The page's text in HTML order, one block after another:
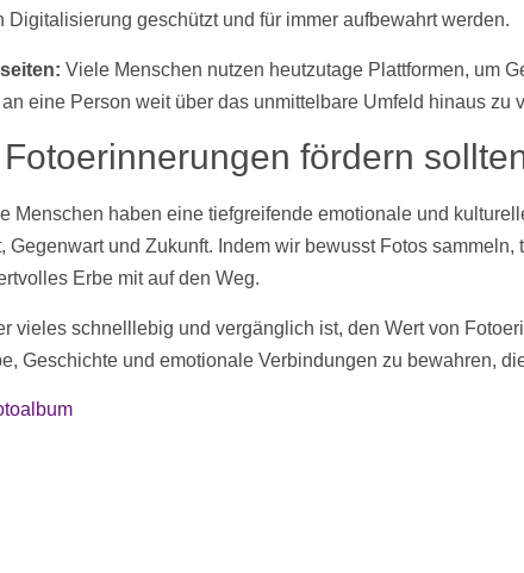
Digitalisierung geschützt und für immer aufbewahrt werden.
Viele Menschen nutzen heutzutage Plattformen, um
eine Person weit über das unmittelbare Umfeld hinaus zu
fördern
Menschen haben eine tiefgreifende emotionale und
Gegenwart und Zukunft. Indem wir bewusst Fotos sammeln,
Erbe mit auf den Weg.
vieles schnelllebig und vergänglich ist, den Wert von
Geschichte und emotionale Verbindungen zu bewahren,